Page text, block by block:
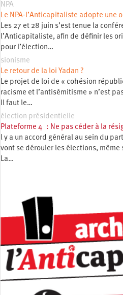
NPA
Le NPA-l’Anticapitaliste adopte une
Les 27 et 28 juin s’est tenue la
l’Anticapitaliste, afin de définir les
pour l’élection…
sionisme
Le retour de la loi Yadan ?
Le projet de loi de « cohésion
racisme et l’antisémitisme » n’est
Il faut le…
élection présidentielle
Plateforme 4 : Ne pas céder à la
l y a un accord général au sein du
vont se dérouler les élections, même
La…